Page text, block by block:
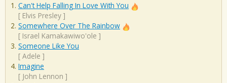
Can't Help Falling In Love With You
[ Elvis Presley ]
Somewhere Over The Rainbow
[ Israel Kamakawiwo'ole ]
Someone Like You
[ Adele ]
Imagine
[ John Lennon ]